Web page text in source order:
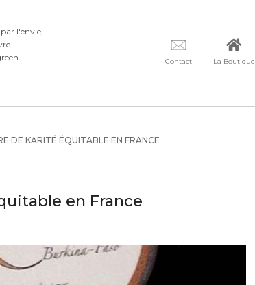
l'envie,
Contact La Boutique
DE KARITÉ ÉQUITABLE EN FRANCE
en France